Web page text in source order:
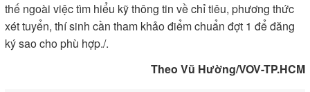
thế ngoài việc tìm hiểu kỹ thông tin về chỉ tiêu, phương thức
xét tuyển, thí sinh cần tham khảo điểm chuẩn đợt 1 để đăng
ký sao cho phù hợp./.
Theo Vũ Hường/VOV-TP.HCM